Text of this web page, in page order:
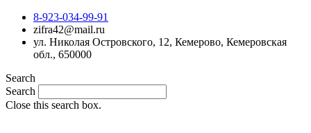
8-923-034-99-91
zifra42@mail.ru
ул. Николая Островского, 12, Кемерово, Кемеровская
обл., 650000
Search
Search
Close this search box.